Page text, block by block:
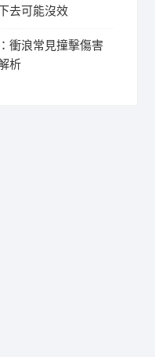
去可能沒效
衝浪常見撞擊傷害
析